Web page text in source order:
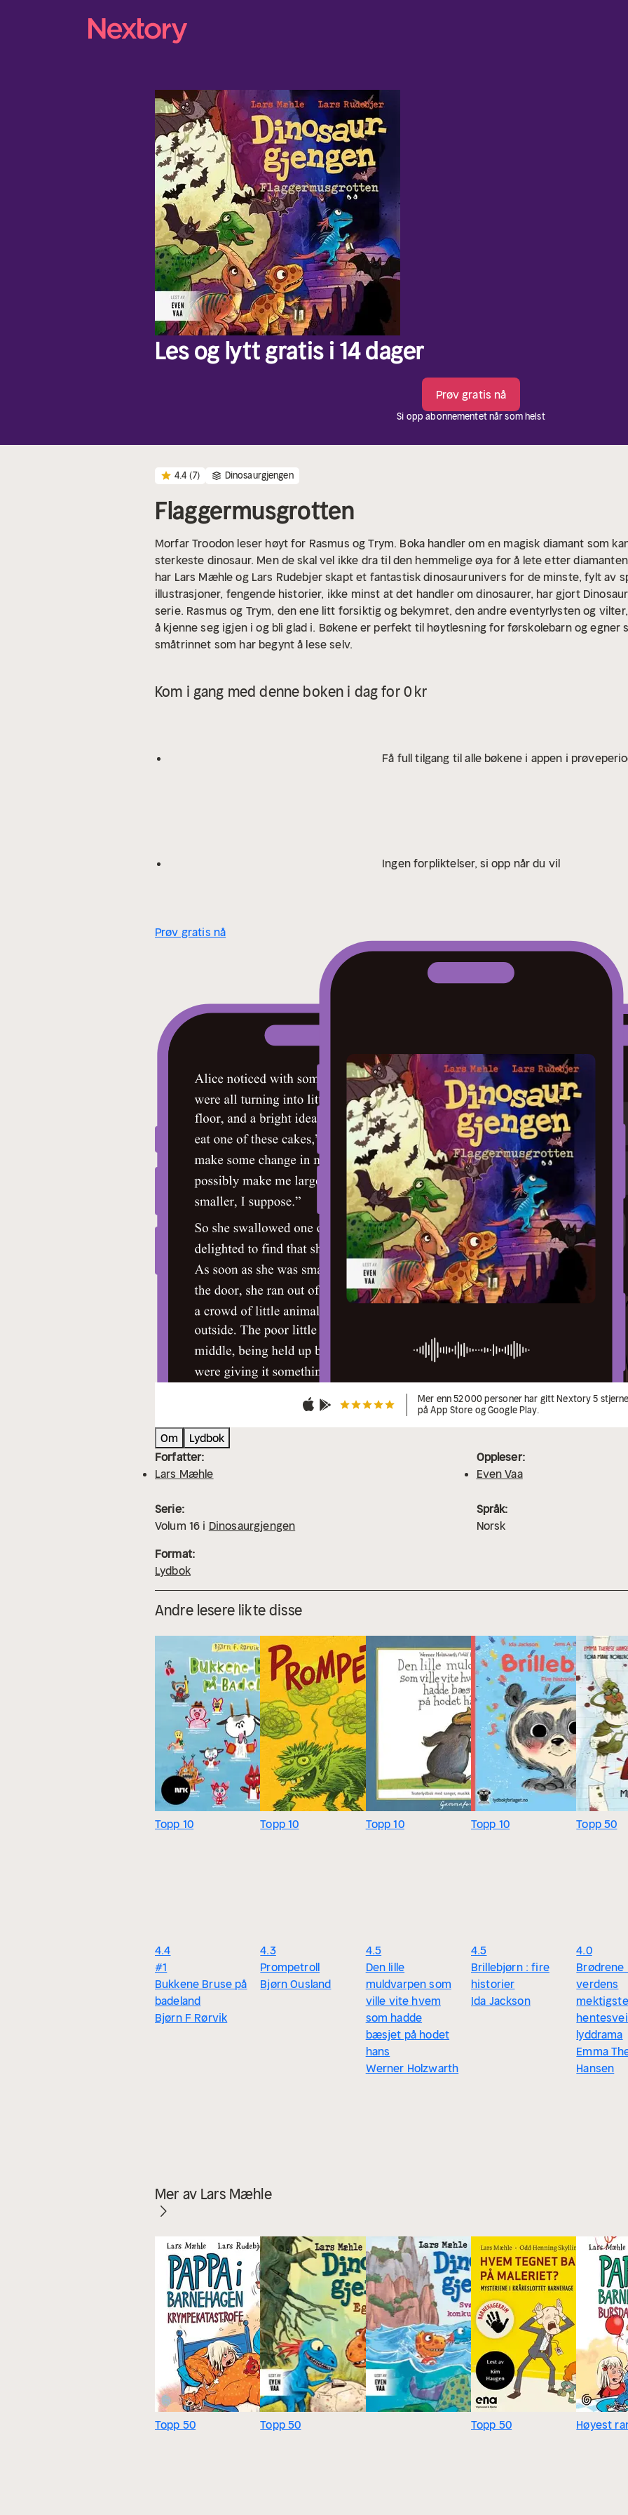
Les og lytt gratis i 14 dager
Prøv gratis nå
Si opp abonnementet når som helst
4.4 (7) Dinosaurgjengen
Flaggermusgrotten
Morfar Troodon leser høyt for Rasmus og Trym. Boka handler om en magisk diamant som
sterkeste dinosaur. Men de skal vel ikke dra til den hemmelige øya for å lete etter
har Lars Mæhle og Lars Rudebjer skapt et fantastisk dinosaurunivers for de minste, fylt av
illustrasjoner, fengende historier, ikke minst at det handler om dinosaurer, har gjort
serie. Rasmus og Trym, den ene litt forsiktig og bekymret, den andre eventyrlysten og
å kjenne seg igjen i og bli glad i. Bøkene er perfekt til høytlesning for førskolebarn og egner
småtrinnet som har begynt å lese selv.
Kom i gang med denne boken i dag for 0 kr
Få full tilgang til alle bøkene i appen i
Ingen forpliktelser, si opp når du vil
Prøv gratis nå
Mer enn 52 000 personer har gitt Nextory 5
på App Store og Google Play.
Om
Lydbok
Forfatter:
Lars Mæhle
Oppleser:
Even Vaa
Serie:
Volum 16 i Dinosaurgjengen
Språk:
Norsk
Format:
Lydbok
Andre lesere likte disse
Topp 10
4.4
#1
Bukkene Bruse på
badeland
Bjørn F Rørvik
Topp 10
4.3
Prompetroll
Bjørn Ousland
Topp 10
4.5
Den lille
muldvarpen som
ville vite hvem
som hadde
bæsjet på hodet
hans
Werner Holzwarth
Topp 10
4.5
Brillebjørn : fire
historier
Ida Jackson
Topp 50
4.0
verdens
mektigste
lyddrama
Emma
Hansen
Mer av Lars Mæhle
Topp 50 Topp 50 Topp 50 Høyest